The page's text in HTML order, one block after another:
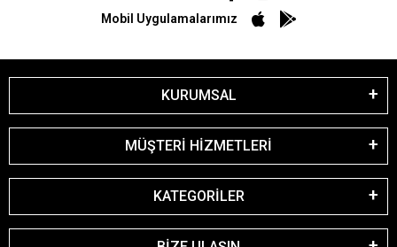
Mobil Uygulamalarımız
KURUMSAL
MÜŞTERİ HİZMETLERİ
KATEGORİLER